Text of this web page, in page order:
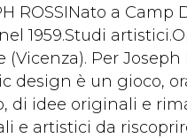
ROSSINato a Camp
1959.Studi
(Vicenza). Per Joseph
design è un gioco,
di idee originali e
e artistici da